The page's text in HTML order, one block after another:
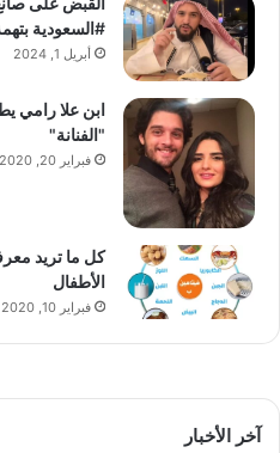
#السعودية بتهمة
أبريل 1, 2024
ابن علا رامي
"الفنانة"
فبراير 20, 2020
كل ما تريد
الأطفال
فبراير 10, 2020
آخر الأخبار